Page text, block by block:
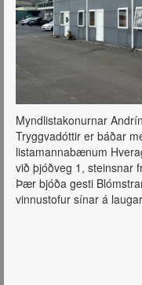
Myndlistakonurnar
Tryggvadóttir er báðar
listamannabænum
við þjóðveg 1, steinsnar
Þær bjóða gesti
vinnustofur sínar á